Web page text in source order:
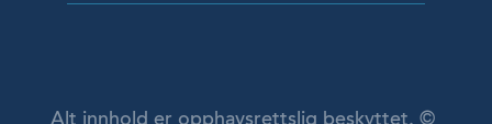
Alt innhold er opphavsrettslig beskyttet. ©